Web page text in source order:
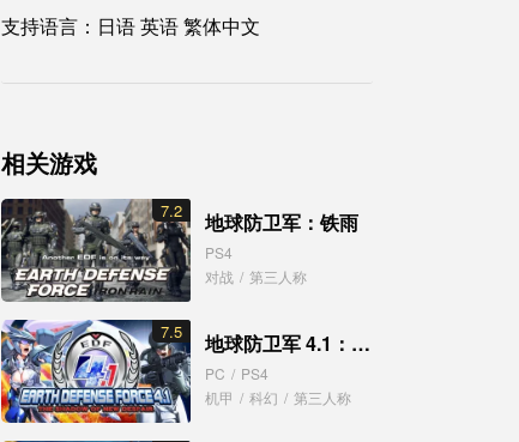
支持语言：日语 英语 繁体中文
相关游戏
7.2 地球防卫军：铁雨
PS4
对战 / 第三人称
7.5 地球防卫军 4.1：绝望阴影再袭
PC / PS4
机甲 / 科幻 / 第三人称